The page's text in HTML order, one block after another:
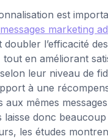
est
marketing
doubler l’efficacité des
en améliorant
leur niveau de
à une
aux mêmes
laisse donc
les études